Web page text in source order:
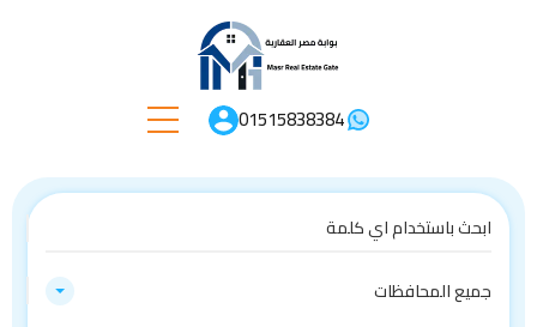
01515838384
جميع المحافظات